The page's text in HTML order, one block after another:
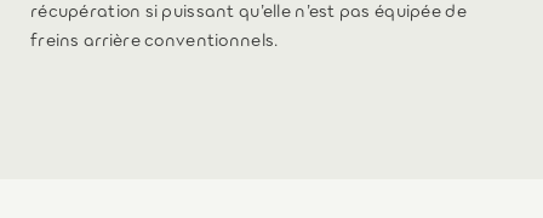
récupération si puissant qu’elle n’est pas équipée de
freins arrière conventionnels.